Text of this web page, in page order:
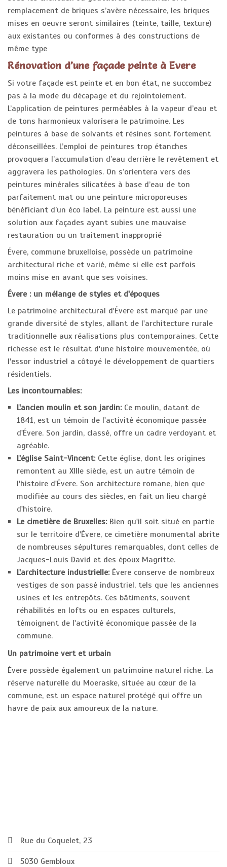
remplacement de briques s’avère nécessaire, les briques
mises en oeuvre seront similaires (teinte, taille, texture)
aux existantes ou conformes à des constructions de
même type
Rénovation d’une façade peinte à Evere
Si votre façade est peinte et en bon état, ne succombez
pas à la mode du décapage et du rejointoiement.
L’application de peintures perméables à la vapeur d’eau et
de tons harmonieux valorisera le patrimoine. Les
peintures à base de solvants et résines sont fortement
déconseillées. L’emploi de peintures trop étanches
provoquera l’accumulation d’eau derrière le revêtement et
aggravera les pathologies. On s’orientera vers des
peintures minérales silicatées à base d’eau de ton
parfaitement mat ou une peinture microporeuses
bénéficiant d’un éco label. La peinture est aussi une
solution aux façades ayant subies une mauvaise
restauration ou un traitement inapproprié
Évere, commune bruxelloise, possède un patrimoine
architectural riche et varié, même si elle est parfois
moins mise en avant que ses voisines.
Évere : un mélange de styles et d'époques
Le patrimoine architectural d'Évere est marqué par une
grande diversité de styles, allant de l'architecture rurale
traditionnelle aux réalisations plus contemporaines. Cette
richesse est le résultat d'une histoire mouvementée, où
l'essor industriel a côtoyé le développement de quartiers
résidentiels.
Les incontournables:
L'ancien moulin et son jardin:Ce moulin, datant de
1841, est un témoin de l'activité économique passée
d'Évere. Son jardin, classé, offre un cadre verdoyant et
agréable.
L'église Saint-Vincent:Cette église, dont les origines
remontent au XIIIe siècle, est un autre témoin de
l'histoire d'Évere. Son architecture romane, bien que
modifiée au cours des siècles, en fait un lieu chargé
d'histoire.
Le cimetière de Bruxelles:Bien qu'il soit situé en partie
sur le territoire d'Évere, ce cimetière monumental abrite
de nombreuses sépultures remarquables, dont celles de
Jacques-Louis David et des époux Magritte.
L'architecture industrielle:Évere conserve de nombreux
vestiges de son passé industriel, tels que les anciennes
usines et les entrepôts. Ces bâtiments, souvent
réhabilités en lofts ou en espaces culturels,
témoignent de l'activité économique passée de la
commune.
Un patrimoine vert et urbain
Évere possède également un patrimoine naturel riche. La
réserve naturelle du Moeraske, située au cœur de la
commune, est un espace naturel protégé qui offre un
havre de paix aux amoureux de la nature.
Rue du Coquelet, 23
5030 Gembloux